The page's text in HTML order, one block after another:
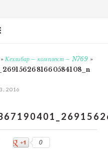
»Кехлибар – комплект – N769 »
2016
0